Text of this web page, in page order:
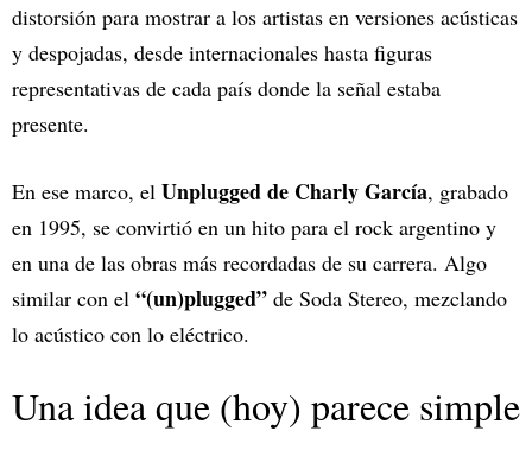
distorsión para mostrar a los artistas en versiones acústicas
y despojadas, desde internacionales hasta figuras
representativas de cada país donde la señal estaba
presente.
En ese marco, el Unplugged de Charly García, grabado
en 1995, se convirtió en un hito para el rock argentino y
en una de las obras más recordadas de su carrera. Algo
similar con el “(un)plugged” de Soda Stereo, mezclando
lo acústico con lo eléctrico.
Una idea que (hoy) parece simple